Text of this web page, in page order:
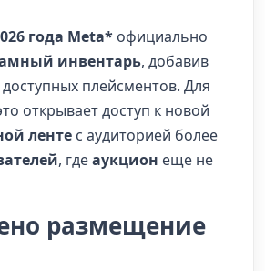
года Meta* официально
инвентарь, добавив
плейсментов. Для
открывает доступ к новой
ленте с аудиторией более
, гдеаукцион еще не
размещение